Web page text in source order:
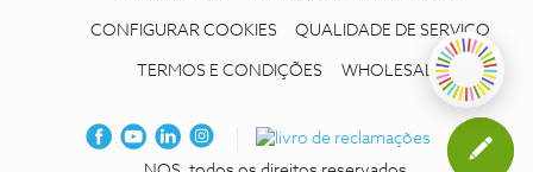
CONFIGURAR COOKIES QUALIDADE DE SERVIÇO
TERMOS E CONDIÇÕES WHOLESALE